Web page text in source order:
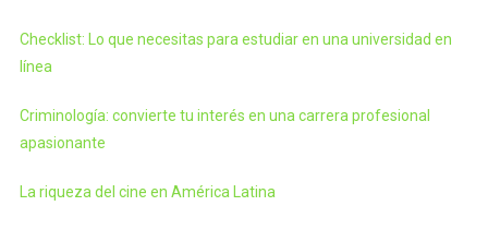
Checklist: Lo que necesitas para estudiar en una universidad en
línea
Criminología: convierte tu interés en una carrera profesional
apasionante
La riqueza del cine en América Latina